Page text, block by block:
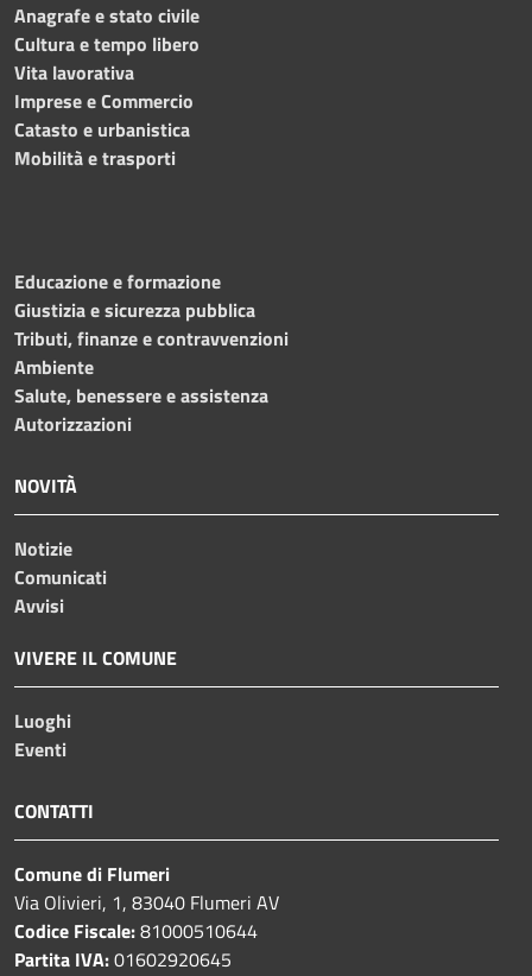
Anagrafe e stato civile
Cultura e tempo libero
Vita lavorativa
Imprese e Commercio
Catasto e urbanistica
Mobilità e trasporti
Educazione e formazione
Giustizia e sicurezza pubblica
Tributi, finanze e contravvenzioni
Ambiente
Salute, benessere e assistenza
Autorizzazioni
NOVITÀ
Notizie
Comunicati
Avvisi
VIVERE IL COMUNE
Luoghi
Eventi
CONTATTI
Comune di Flumeri
Via Olivieri, 1, 83040 Flumeri AV
Codice Fiscale:81000510644
Partita IVA:01602920645